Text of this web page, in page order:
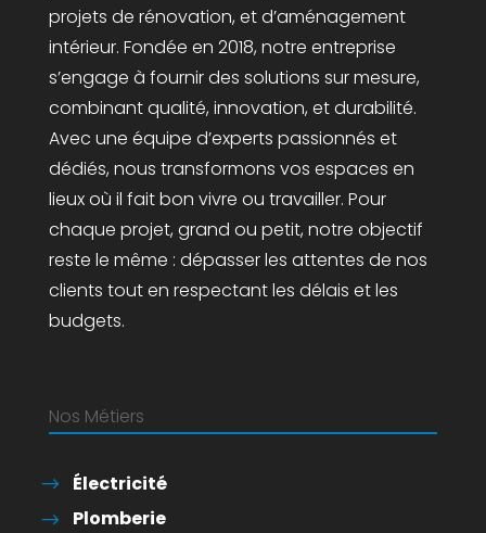
projets de rénovation, et d’aménagement
intérieur. Fondée en 2018, notre entreprise
s’engage à fournir des solutions sur mesure,
combinant qualité, innovation, et durabilité.
Avec une équipe d’experts passionnés et
dédiés, nous transformons vos espaces en
lieux où il fait bon vivre ou travailler. Pour
chaque projet, grand ou petit, notre objectif
reste le même : dépasser les attentes de nos
clients tout en respectant les délais et les
budgets.
Nos Métiers
Électricité
Plomberie